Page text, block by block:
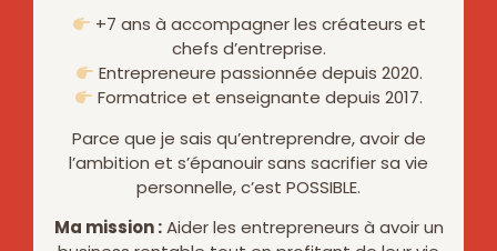
+7 ans à accompagner les créateurs et
chefs d’entreprise.
Entrepreneure passionnée depuis 2020.
Formatrice et enseignante depuis 2017.
Parce que je sais qu’entreprendre, avoir de
l’ambition et s’épanouir sans sacrifier sa vie
personnelle, c’est POSSIBLE.
Ma mission :Aider les entrepreneurs à avoir un